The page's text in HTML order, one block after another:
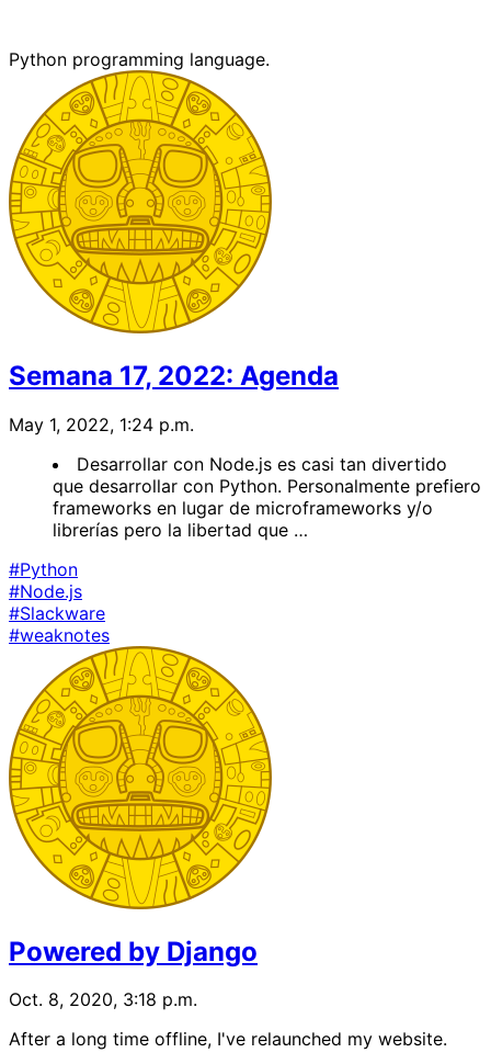
Python programming language.
Semana 17, 2022: Agenda
May 1, 2022, 1:24 p.m.
Desarrollar con Node.js es casi tan divertido
que desarrollar con Python. Personalmente prefiero
frameworks en lugar de microframeworks y/o
librerías pero la libertad que …
#Python
#Node.js
#Slackware
#weaknotes
Powered by Django
Oct. 8, 2020, 3:18 p.m.
After a long time offline, I've relaunched my website.